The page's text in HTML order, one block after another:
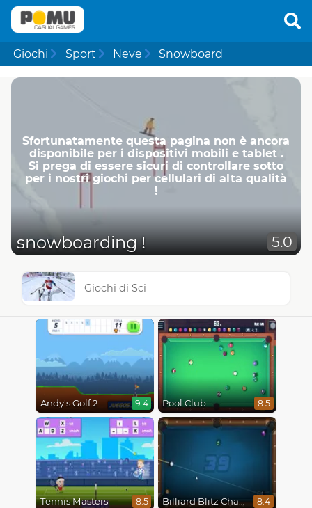
Giochi Sport Neve Snowboard
Sfortunatamente questa pagina non è ancora
disponibile per i dispositivi mobili e tablet .
Si prega di essere sicuri di controllare sotto
per i nostri giochi per cellulari di alta qualità
!
snowboarding ! 5.0
Giochi di Sci
Andy's Golf 2 9.4 Pool Club 8.5
Tennis Masters 8.5 Billiard Blitz Challenge 8.4